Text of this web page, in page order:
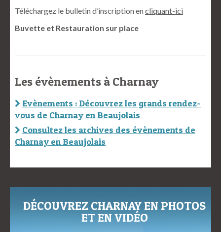
Téléchargez le bulletin d’inscription encliquant-ici
Buvette et Restauration sur place
Les évènements à Charnay
Evènements : Découvrez les grands rendez-
vous de Charnay en Beaujolais
Consultez les archives des évènements de
Charnay en Beaujolais
DÉCOUVREZ CHARNAY EN PHOTOS
ET EN VIDÉO